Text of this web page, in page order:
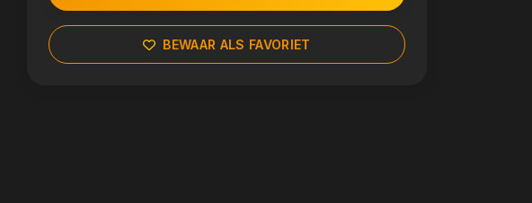
BEWAAR ALS FAVORIET